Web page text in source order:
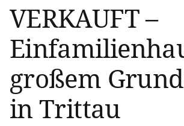
VERKAUFT –
großem
in Trittau